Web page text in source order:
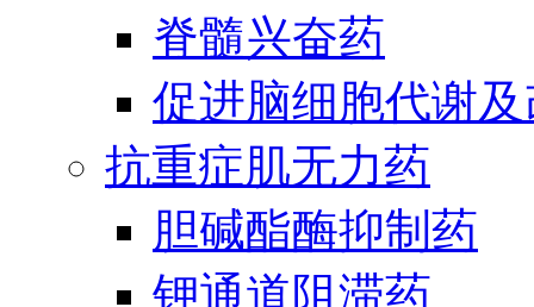
脊髓兴奋药
促进脑细胞代谢
抗重症肌无力药
胆碱酯酶抑制药
钾通道阻滞药